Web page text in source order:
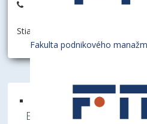
Fakulta podnikového
+421 2 6729 1417
Stiahnuť informáciu ako:
Ekonomická univerzita v